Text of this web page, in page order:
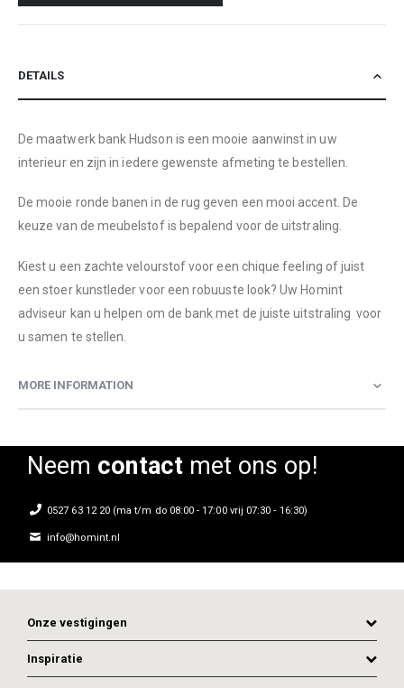
DETAILS
De maatwerk bank Hudson is een mooie aanwinst in uw
interieur en zijn in iedere gewenste afmeting te bestellen.
De mooie ronde banen in de rug geven een mooi accent. De
keuze van de meubelstof is bepalend voor de uitstraling.
Kiest u een zachte velourstof voor een chique feeling of juist
een stoer kunstleder voor een robuuste look? Uw Homint
adviseur kan u helpen om de bank met de juiste uitstraling voor
u samen te stellen.
MORE INFORMATION
Neem contactmet ons op!
0527 63 12 20 (ma t/m do 08:00 - 17:00 vrij 07:30 - 16:30)
info@homint.nl
Onze vestigingen
Inspiratie